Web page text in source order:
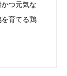
つ元気な
育てる鶏